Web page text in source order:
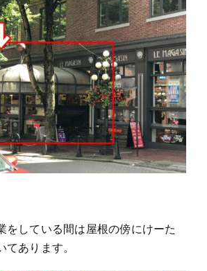
をしている間は屋根の傍にけーた
あります。